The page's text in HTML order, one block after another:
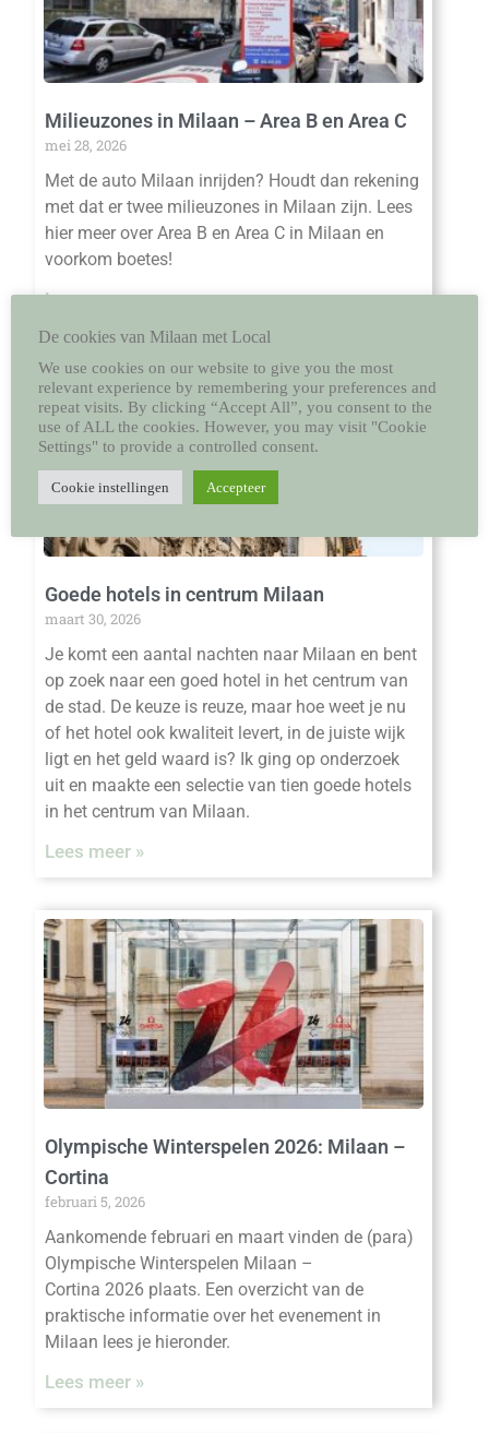
Milieuzones in Milaan – Area B en Area C
mei 28, 2026
Met de auto Milaan inrijden? Houdt dan rekening
met dat er twee milieuzones in Milaan zijn. Lees
hier meer over Area B en Area C in Milaan en
voorkom boetes!
Lees meer »
Goede hotels in centrum Milaan
maart 30, 2026
Je komt een aantal nachten naar Milaan en bent
op zoek naar een goed hotel in het centrum van
de stad. De keuze is reuze, maar hoe weet je nu
of het hotel ook kwaliteit levert, in de juiste wijk
ligt en het geld waard is? Ik ging op onderzoek
uit en maakte een selectie van tien goede hotels
in het centrum van Milaan.
Lees meer »
Olympische Winterspelen 2026: Milaan –
Cortina
februari 5, 2026
Aankomende februari en maart vinden de (para)
Olympische Winterspelen Milaan –
Cortina 2026 plaats. Een overzicht van de
praktische informatie over het evenement in
Milaan lees je hieronder.
Lees meer »
De cookies van Milaan met Local
We use cookies on our website to give you the most
relevant experience by remembering your preferences and
repeat visits. By clicking “Accept All”, you consent to the
use of ALL the cookies. However, you may visit "Cookie
Settings" to provide a controlled consent.
Cookie instellingen Accepteer